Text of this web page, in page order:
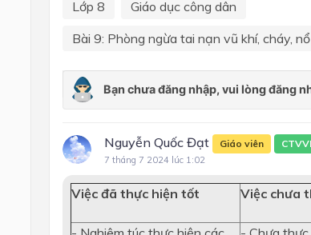
Lớp 8
Giáo dục công dân
Bài 9: Phòng ngừa tai nạn vũ khí, cháy,
Nguyễn Quốc Đạt Giáo viên
7 tháng 7 2024 lúc 1:02
Việc đã thực hiện tốt Việc chưa